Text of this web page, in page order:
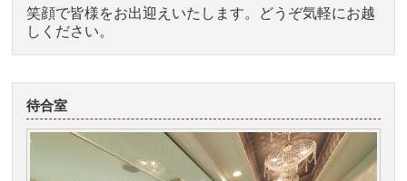
笑顔で皆様をお出迎えいたします。どうぞ気軽にお越
しください。
待合室